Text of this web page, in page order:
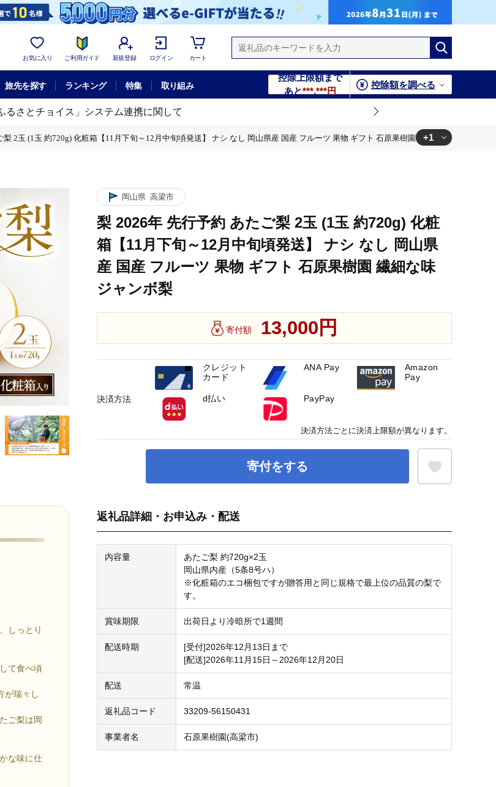
お気に入り ご利用ガイド 新規登録 ログイン カート
旅先を探す ランキング 特集 取り組み
控除上限額まで
あと***,***円
控除額を調べる
るさとチョイス」システム連携に関して
2玉 (1玉 約720g) 化粧箱【11月下旬～12月中旬頃発送】 ナシ なし 岡山県産 国産 フルーツ 果物 ギフト 石原果樹園 繊細な味 ジャンボ梨
+1
しっとり
て食べ頃
が瑞々し
ご梨は岡
な味に仕
岡山県 高梁市
梨 2026年 先行予約 あたご梨 2玉 (1玉 約720g) 化粧
箱【11月下旬～12月中旬頃発送】 ナシ なし 岡山県
産 国産 フルーツ 果物 ギフト 石原果樹園 繊細な味
ジャンボ梨
寄付額 13,000円
寄付をする
返礼品詳細・お申込み・配送
内容量
あたご梨 約720g×2玉
岡山県内産（5条8号ハ）
※化粧箱のエコ梱包ですが贈答用と同じ規格で最上位の品質の梨で
す。
賞味期限 出荷日より冷暗所で1週間
配送時期
[受付]2026年12月13日まで
[配送]2026年11月15日～2026年12月20日
配送 常温
返礼品コード 33209-56150431
事業者名 石原果樹園(高梁市)
決済方法
クレジット
カード
ANA Pay
Amazon
Pay
d払い PayPay
決済方法ごとに決済上限額が異なります。